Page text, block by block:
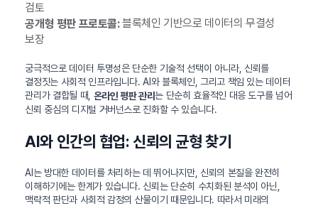
검토
공개형 평판 프로토콜:블록체인 기반으로 데이터의 무결성
보장
궁극적으로 데이터 투명성은 단순한 기술적 선택이 아니라, 신뢰를
결정짓는 사회적 인프라입니다. AI와 블록체인, 그리고 책임 있는 데이터
관리가 결합될 때, 온라인 평판 관리는 단순히 효율적인 대응 도구를 넘어
신뢰 중심의 디지털 거버넌스로 진화할 수 있습니다.
AI와 인간의 협업: 신뢰의 균형 찾기
AI는 방대한 데이터를 처리하는 데 뛰어나지만, 신뢰의 본질을 완전히
이해하기에는 한계가 있습니다. 신뢰는 단순히 수치화된 분석이 아닌,
맥락적 판단과 사회적 감정의 산물이기 때문입니다. 따라서 미래의